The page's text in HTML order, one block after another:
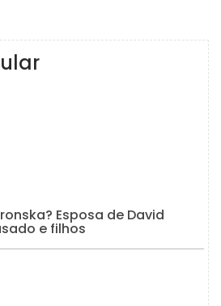
Esposa de David
e filhos